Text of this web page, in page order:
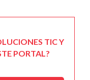
TIC Y
PORTAL?